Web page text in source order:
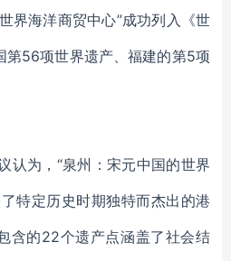
界海洋商贸中心”成功列入《世
第56项世界遗产、福建的第5项
认为，“泉州：宋元中国的世界
特定历史时期独特而杰出的港
含的22个遗产点涵盖了社会结